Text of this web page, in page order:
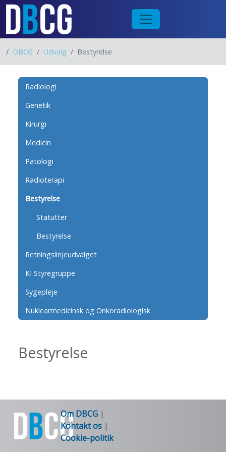
/ DBCG Udvalg Bestyrelse
Radiologi
Genetik
Kirurgi
Medicin
Patologi
Radioterapi
Bestyrelse
Statutter
Bestyrelse
Retningslinjeudvalget
KI Styregruppe
Sygepleje
Nuklearmedicinsk og Onkoradiologisk
Bestyrelse
Om DBCG |
Kontakt os |
Cookie-politik